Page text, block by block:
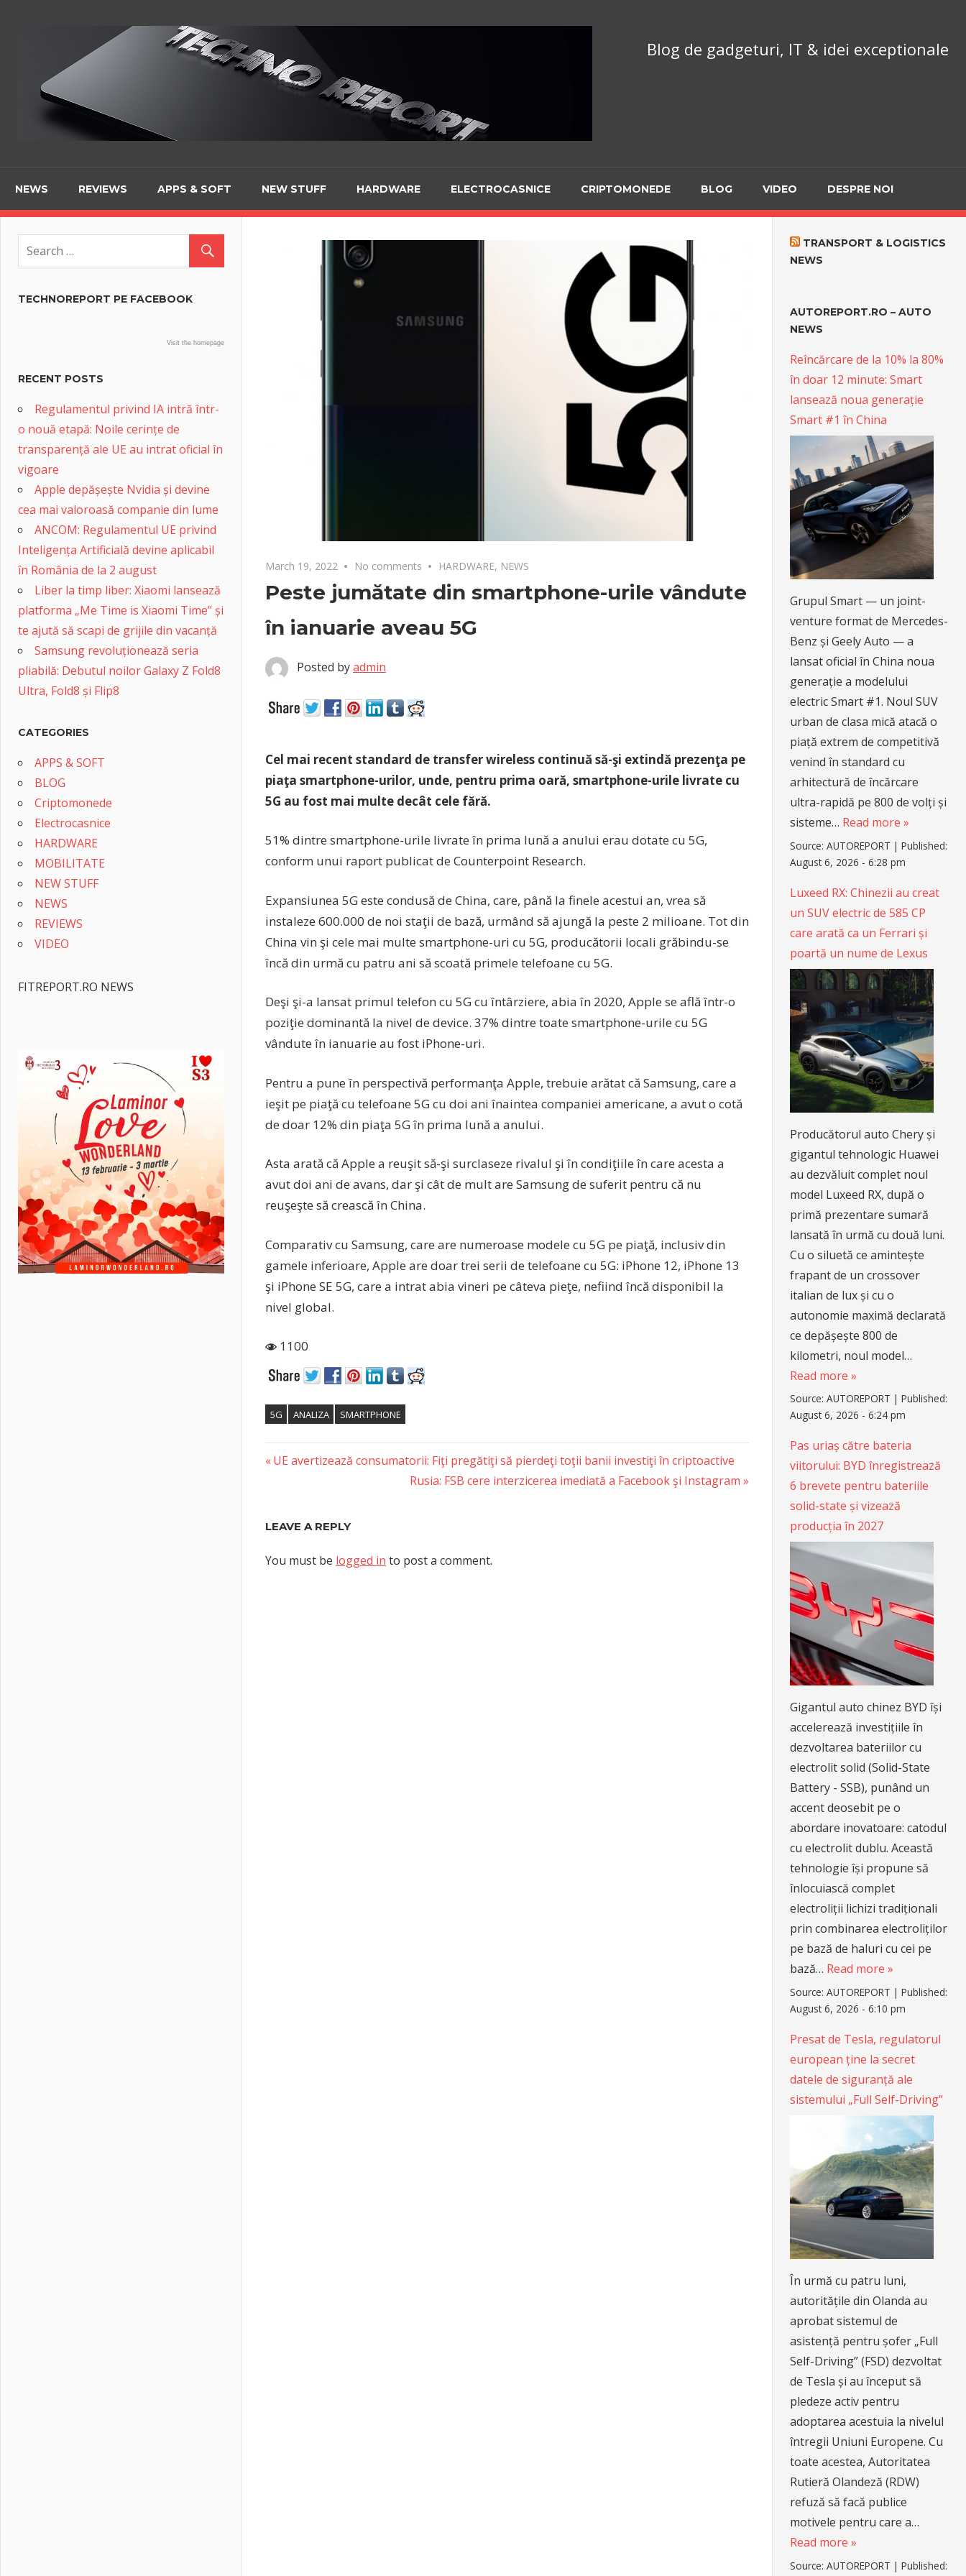
TechnoReport.ro
Blog de gadgeturi, IT & idei exceptionale
NEWS REVIEWS APPS & SOFT NEW STUFF HARDWARE ELECTROCASNICE CRIPTOMONEDE BLOG VIDEO DESPRE NOI
March 19, 2022 No comments HARDWARE, NEWS
Peste jumătate din smartphone-urile vândute
în ianuarie aveau 5G
Posted byadmin
Cel mai recent standard de transfer wireless continuă să-şi extindă prezenţa pe
piaţa smartphone-urilor, unde, pentru prima oară, smartphone-urile livrate cu
5G au fost mai multe decât cele fără.
51% dintre smartphone-urile livrate în prima lună a anului erau dotate cu 5G,
conform unui raport publicat de Counterpoint Research.
Expansiunea 5G este condusă de China, care, până la finele acestui an, vrea să
instaleze 600.000 de noi staţii de bază, urmând să ajungă la peste 2 milioane. Tot din
China vin şi cele mai multe smartphone-uri cu 5G, producătorii locali grăbindu-se
încă din urmă cu patru ani să scoată primele telefoane cu 5G.
Deşi şi-a lansat primul telefon cu 5G cu întârziere, abia în 2020, Apple se află într-o
poziţie dominantă la nivel de device. 37% dintre toate smartphone-urile cu 5G
vândute în ianuarie au fost iPhone-uri.
Pentru a pune în perspectivă performanţa Apple, trebuie arătat că Samsung, care a
ieşit pe piaţă cu telefoane 5G cu doi ani înaintea companiei americane, a avut o cotă
de doar 12% din piaţa 5G în prima lună a anului.
Asta arată că Apple a reuşit să-şi surclaseze rivalul şi în condiţiile în care acesta a
avut doi ani de avans, dar şi cât de mult are Samsung de suferit pentru că nu
reuşeşte să crească în China.
Comparativ cu Samsung, care are numeroase modele cu 5G pe piaţă, inclusiv din
gamele inferioare, Apple are doar trei serii de telefoane cu 5G: iPhone 12, iPhone 13
şi iPhone SE 5G, care a intrat abia vineri pe câteva pieţe, nefiind încă disponibil la
nivel global.
1100
5G ANALIZA SMARTPHONE
Post
Previous
UE avertizează consumatorii: Fiţi pregătiţi să pierdeţi toţii banii investiţi în criptoactive
Next
Rusia: FSB cere interzicerea imediată a Facebook şi Instagram
LEAVE A REPLY
You must be logged in to post a comment.
TECHNOREPORT PE FACEBOOK
Visit the homepage
RECENT POSTS
Regulamentul privind IA intră într-
o nouă etapă: Noile cerințe de
transparență ale UE au intrat oficial în
vigoare
Apple depășește Nvidia și devine
cea mai valoroasă companie din lume
ANCOM: Regulamentul UE privind
Inteligența Artificială devine aplicabil
în România de la 2 august
Liber la timp liber: Xiaomi lansează
platforma „Me Time is Xiaomi Time” și
te ajută să scapi de grijile din vacanță
Samsung revoluționează seria
pliabilă: Debutul noilor Galaxy Z Fold8
Ultra, Fold8 și Flip8
CATEGORIES
APPS & SOFT
BLOG
Criptomonede
Electrocasnice
HARDWARE
MOBILITATE
NEW STUFF
NEWS
REVIEWS
VIDEO
FITREPORT.RO NEWS
TRANSPORT & LOGISTICS
NEWS
AUTOREPORT.RO – AUTO
NEWS
Reîncărcare de la 10% la 80%
în doar 12 minute: Smart
lansează noua generație
Smart #1 în China
Grupul Smart — un joint-
venture format de Mercedes-
Benz și Geely Auto — a
lansat oficial în China noua
generație a modelului
electric Smart #1. Noul SUV
urban de clasa mică atacă o
piață extrem de competitivă
venind în standard cu
arhitectură de încărcare
ultra-rapidă pe 800 de volți și
sisteme… Read more »
Source:AUTOREPORT |Published:
August 6, 2026 - 6:28 pm
Luxeed RX: Chinezii au creat
un SUV electric de 585 CP
care arată ca un Ferrari și
poartă un nume de Lexus
Producătorul auto Chery și
gigantul tehnologic Huawei
au dezvăluit complet noul
model Luxeed RX, după o
primă prezentare sumară
lansată în urmă cu două luni.
Cu o siluetă ce amintește
frapant de un crossover
italian de lux și cu o
autonomie maximă declarată
ce depășește 800 de
kilometri, noul model…
Read more »
Source:AUTOREPORT |Published:
August 6, 2026 - 6:24 pm
Pas uriaș către bateria
viitorului: BYD înregistrează
6 brevete pentru bateriile
solid-state și vizează
producția în 2027
Gigantul auto chinez BYD își
accelerează investițiile în
dezvoltarea bateriilor cu
electrolit solid (Solid-State
Battery - SSB), punând un
accent deosebit pe o
abordare inovatoare: catodul
cu electrolit dublu. Această
tehnologie își propune să
înlocuiască complet
electroliții lichizi tradiționali
prin combinarea electroliților
pe bază de haluri cu cei pe
bază… Read more »
Source:AUTOREPORT |Published:
August 6, 2026 - 6:10 pm
Presat de Tesla, regulatorul
european ține la secret
datele de siguranță ale
sistemului „Full Self-Driving”
În urmă cu patru luni,
autoritățile din Olanda au
aprobat sistemul de
asistență pentru șofer „Full
Self-Driving” (FSD) dezvoltat
de Tesla și au început să
pledeze activ pentru
adoptarea acestuia la nivelul
întregii Uniuni Europene. Cu
toate acestea, Autoritatea
Rutieră Olandeză (RDW)
refuză să facă publice
motivele pentru care a…
Read more »
Source:AUTOREPORT |Published: